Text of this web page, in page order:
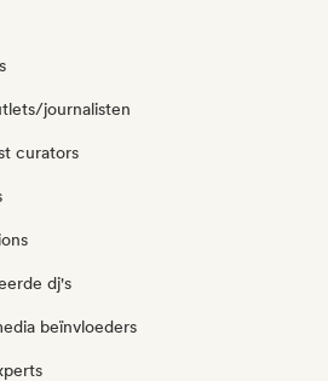
journalisten
curators
dj's
beïnvloeders